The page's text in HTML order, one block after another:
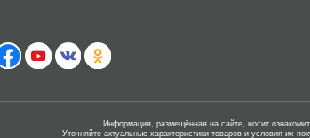
Информация, размещённая на сайте, носит
Уточняйте актуальные характеристики товаров и условия их